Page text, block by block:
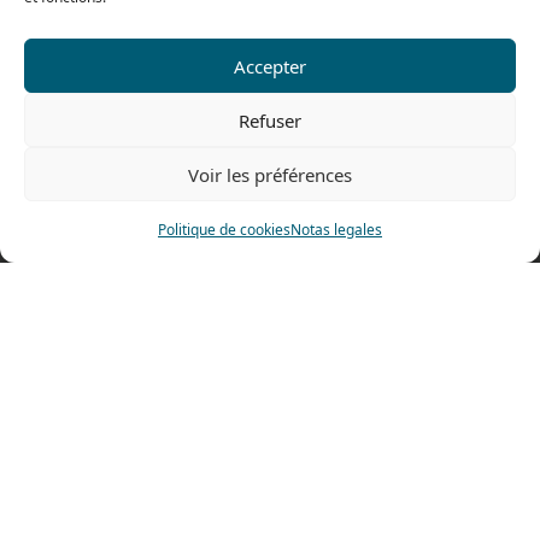
Accepter
Refuser
Voir les préférences
Politique de cookiesNotas legales
Contáctenos
Tel: 0033 474 62 81 44
69400 Villefranche sur Saône